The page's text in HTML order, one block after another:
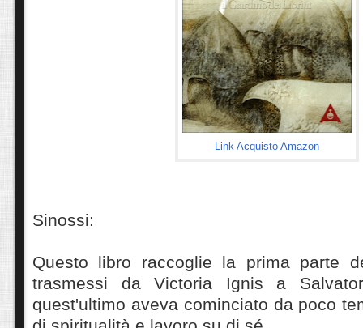
Link Acquisto Amazon
Sinossi:
Questo libro raccoglie la prima parte
trasmessi da Victoria Ignis a
quest'ultimo aveva cominciato da poco